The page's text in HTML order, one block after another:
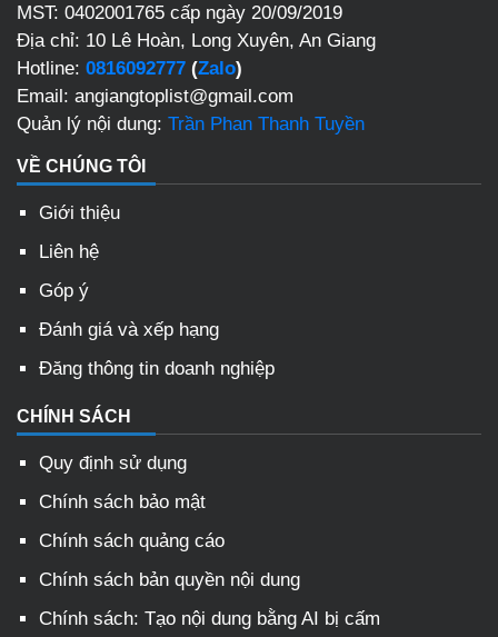
MST: 0402001765 cấp ngày 20/09/2019
Địa chỉ: 10 Lê Hoàn, Long Xuyên, An Giang
Hotline: 0816092777 (Zalo)
Email: angiangtoplist@gmail.com
Quản lý nội dung: Trần Phan Thanh Tuyền
VỀ CHÚNG TÔI
Giới thiệu
Liên hệ
Góp ý
Đánh giá và xếp hạng
Đăng thông tin doanh nghiệp
CHÍNH SÁCH
Quy định sử dụng
Chính sách bảo mật
Chính sách quảng cáo
Chính sách bản quyền nội dung
Chính sách: Tạo nội dung bằng AI bị cấm